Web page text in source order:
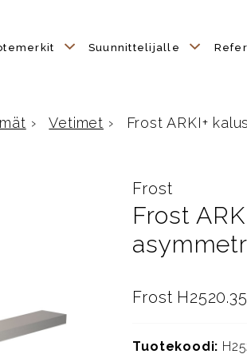
Suunnittelijalle
› Vetimet › Frost ARKI+
Frost
Frost
Frost
Tuotekoodi: